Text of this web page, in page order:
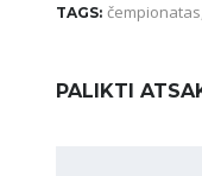
TAGS: čempionatas
PALIKTI